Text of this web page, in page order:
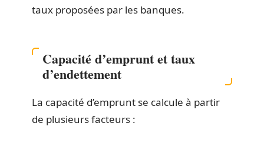
taux proposées par les banques.
Capacité d’emprunt et taux
d’endettement
La capacité d’emprunt se calcule à partir
de plusieurs facteurs :